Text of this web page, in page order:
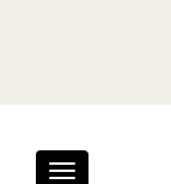
Toggle